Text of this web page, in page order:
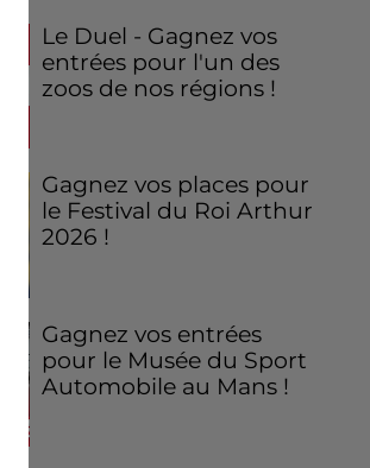
Le Duel - Gagnez vos
entrées pour l'un des
zoos de nos régions !
Gagnez vos places pour
le Festival du Roi Arthur
2026 !
Gagnez vos entrées
pour le Musée du Sport
Automobile au Mans !